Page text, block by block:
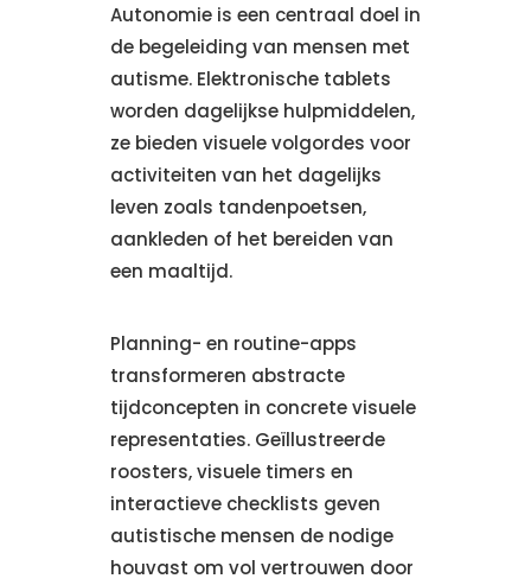
Autonomie is een centraal doel in
de begeleiding van mensen met
autisme. Elektronische tablets
worden dagelijkse hulpmiddelen,
ze bieden visuele volgordes voor
activiteiten van het dagelijks
leven zoals tandenpoetsen,
aankleden of het bereiden van
een maaltijd.
Planning- en routine-apps
transformeren abstracte
tijdconcepten in concrete visuele
representaties. Geïllustreerde
roosters, visuele timers en
interactieve checklists geven
autistische mensen de nodige
houvast om vol vertrouwen door